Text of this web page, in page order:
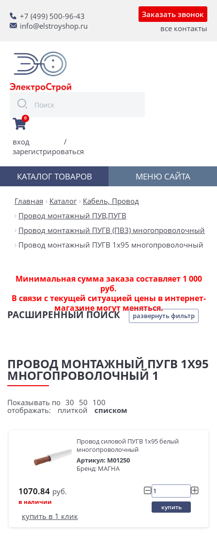
+7 (499) 500-96-43
info@elstroyshop.ru
Заказать звонок
все контакты
0
вход
/
зарегистрироваться
КАТАЛОГ ТОВАРОВ МЕНЮ САЙТА
Главная Каталог
Кабель, Провод
Провод монтажный ПУВ,ПУГВ
Провод монтажный ПУГВ (ПВ3) многопроволочный
Провод монтажный ПУГВ 1х95 многопроволочный
Минимальная сумма заказа составляет 1 000
руб.
В связи с текущей ситуацией цены в интернет-
магазине могут меняться.
РАСШИРЕННЫЙ ПОИСК развернуть фильтр
ПРОВОД МОНТАЖНЫЙ ПУГВ 1Х95
МНОГОПРОВОЛОЧНЫЙ 1
Показывать по 30 50 100
отображать:
плиткой списком
Провод силовой ПУГВ 1х95 белый
многопроволочный
Артикул: M01250
Бренд: МАГНА
1070.84 руб.
в наличии
купить
купить в 1 клик